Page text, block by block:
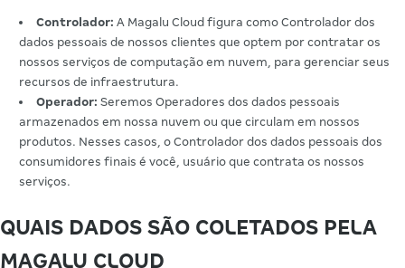
Controlador: A Magalu Cloud figura como Controlador dos
dados pessoais de nossos clientes que optem por contratar os
nossos serviços de computação em nuvem, para gerenciar seus
recursos de infraestrutura.
Operador: Seremos Operadores dos dados pessoais
armazenados em nossa nuvem ou que circulam em nossos
produtos. Nesses casos, o Controlador dos dados pessoais dos
consumidores finais é você, usuário que contrata os nossos
serviços.
QUAIS DADOS SÃO COLETADOS PELA
MAGALU CLOUD